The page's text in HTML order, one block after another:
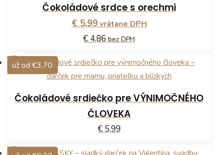
produktu.
Čokoládové srdce s orechmi
€ 5,99vrátane DPH
€ 4,86 bez DPH
Čokoládové srdiečko pre VÝNIMOČNÉHO
ČLOVEKA
€ 5,99
už od €3,70